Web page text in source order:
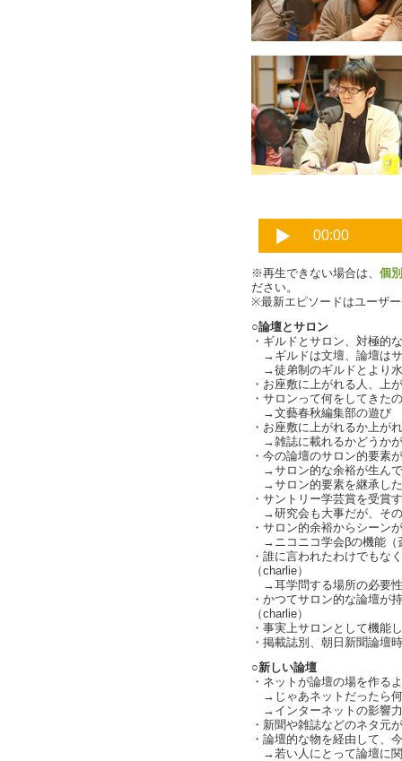
※再生できない場合は、 個
ださい。
※最新エピソードはユーザ
○論壇とサロン
・ギルドとサロン、対極的
→ギルドは文壇、論壇は
→徒弟制のギルドとより
・お座敷に上がれる人、上
・サロンって何をしてきた
→文藝春秋編集部の遊び
・お座敷に上がれるか上が
→雑誌に載れるかどうか
・今の論壇のサロン的要素
→サロン的な余裕が生ん
→サロン的要素を継承した
・サントリー学芸賞を受賞
→研究会も大事だが、その
・サロン的余裕からシーン
→ニコニコ学会βの機能（
・誰に言われたわけでもな
（charlie）
→耳学問する場所の必要
・かつてサロン的な論壇が
（charlie）
・事実上サロンとして機能
・掲載誌別、朝日新聞論壇
○新しい論壇
・ネットが論壇の場を作る
→じゃあネットだったら
→インターネットの影響
・新聞や雑誌などのネタ元
・論壇的な物を経由して、
→若い人にとって論壇に